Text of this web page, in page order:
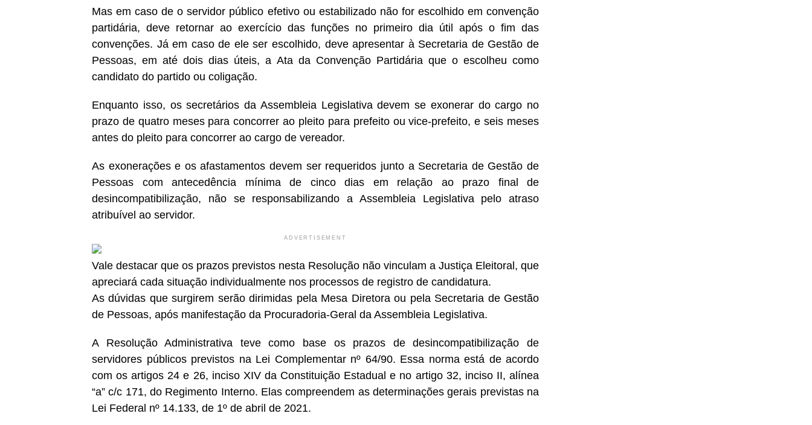
Mas em caso de o servidor público efetivo ou estabilizado não for escolhido em convenção
partidária, deve retornar ao exercício das funções no primeiro dia útil após o fim das
convenções. Já em caso de ele ser escolhido, deve apresentar à Secretaria de Gestão de
Pessoas, em até dois dias úteis, a Ata da Convenção Partidária que o escolheu como
candidato do partido ou coligação.
Enquanto isso, os secretários da Assembleia Legislativa devem se exonerar do cargo no
prazo de quatro meses para concorrer ao pleito para prefeito ou vice-prefeito, e seis meses
antes do pleito para concorrer ao cargo de vereador.
As exonerações e os afastamentos devem ser requeridos junto a Secretaria de Gestão de
Pessoas com antecedência mínima de cinco dias em relação ao prazo final de
desincompatibilização, não se responsabilizando a Assembleia Legislativa pelo atraso
atribuível ao servidor.
ADVERTISEMENT
Vale destacar que os prazos previstos nesta Resolução não vinculam a Justiça Eleitoral, que
apreciará cada situação individualmente nos processos de registro de candidatura.
As dúvidas que surgirem serão dirimidas pela Mesa Diretora ou pela Secretaria de Gestão
de Pessoas, após manifestação da Procuradoria-Geral da Assembleia Legislativa.
A Resolução Administrativa teve como base os prazos de desincompatibilização de
servidores públicos previstos na Lei Complementar nº 64/90. Essa norma está de acordo
com os artigos 24 e 26, inciso XIV da Constituição Estadual e no artigo 32, inciso II, alínea
“a” c/c 171, do Regimento Interno. Elas compreendem as determinações gerais previstas na
Lei Federal nº 14.133, de 1º de abril de 2021.